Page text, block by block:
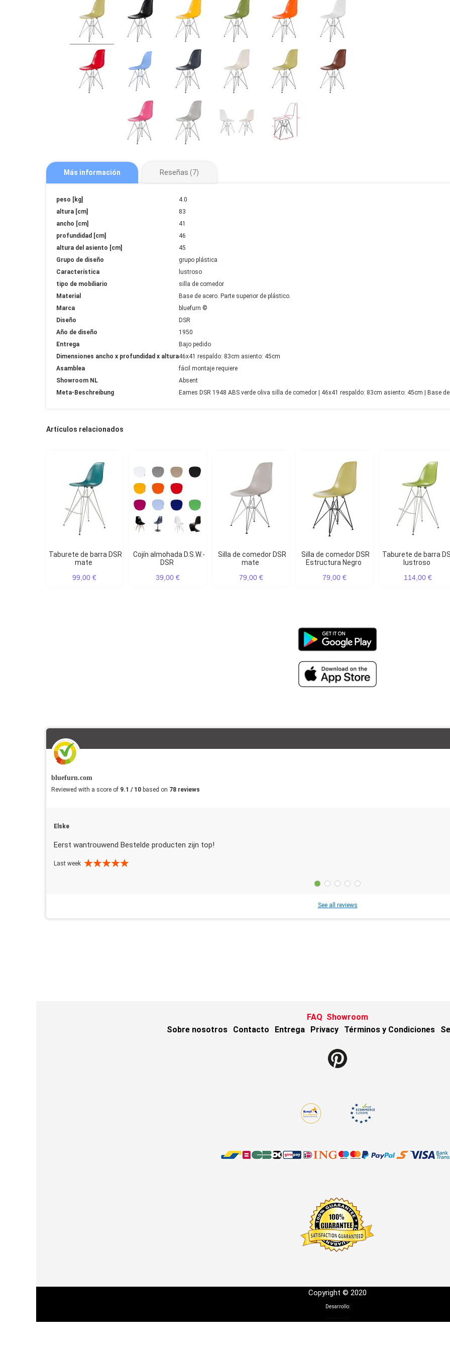
Más información
Más
información
peso [kg]
4.0
altura [cm]
83
ancho [cm]
41
profundidad [cm]
46
altura del asiento [cm]
45
Grupo de diseño
grupo plástica
Característica
lustroso
tipo de mobiliario
silla de comedor
Material
Base de acero. Parte superior de plástico.
Marca
bluefurn ©
Diseño
DSR
Año de diseño
1950
Entrega
Bajo pedido
Dimensiones ancho x profundidad x altura46x41 respaldo: 83cm asiento: 45cm
Asamblea
fácil montaje requiere
Showroom NL
Absent
Meta-Beschreibung
Eames DSR 1948 ABS verde oliva silla de comedor | 46x41 respaldo: 83cm asiento: 45cm | Base
Reseñas 7
Artículos relacionados
Taburete de barra DSR
mate
99,00 €
Cojín almohada D.S.W.-
DSR
39,00 €
Silla de comedor DSR
mate
79,00 €
Silla de comedor DSR
Estructura Negro
79,00 €
Taburete de barra DSR
lustroso
114,00 €
bluefurn.com
Reviewed with a score of 9.1 / 10 based on 78 reviews
Elske
Eerst wantrouwend Bestelde producten zijn top!
Last week
See all reviews
FAQ Showroom
Sobre nosotros
Contacto Entrega Privacy Términos y Condiciones
Copyright © 2020
Desarrollo: